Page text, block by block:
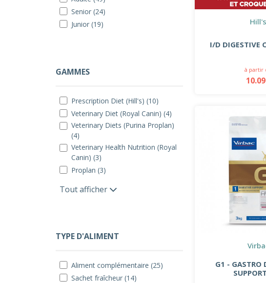
Senior (24)
Junior (19)
GAMMES
Prescription Diet (Hill's) (10)
Veterinary Diet (Royal Canin) (4)
Veterinary Diets (Purina Proplan)
(4)
Veterinary Health Nutrition (Royal
Canin) (3)
Proplan (3)
Tout afficher
TYPE D'ALIMENT
Aliment complémentaire (25)
Sachet fraîcheur (14)
Hill's
I/D DIGESTIVE
à partir
G1 - GASTRO